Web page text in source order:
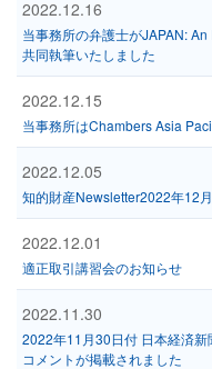
2022.12.16
当事務所の弁護士がJAPAN:
共同執筆いたしました
2022.12.15
当事務所はChambers Asia
2022.12.05
知的財産Newsletter2022年12
2022.12.01
適正取引講習会のお知らせ
2022.11.30
2022年11月30日付 日本経済
コメントが掲載されました